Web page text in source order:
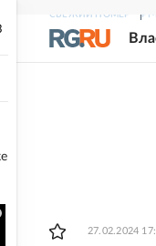
СВЕЖИЙ НОМЕР
27.02.2024